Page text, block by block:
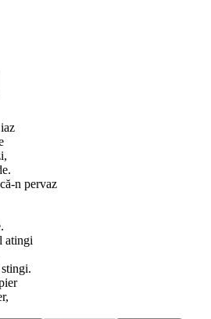
n pervaz
atingi